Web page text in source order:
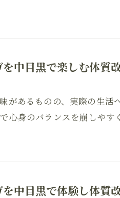
中目黒で楽しむ体質
があるものの、実際の生
心身のバランスを崩しや
中目黒で体験し体質